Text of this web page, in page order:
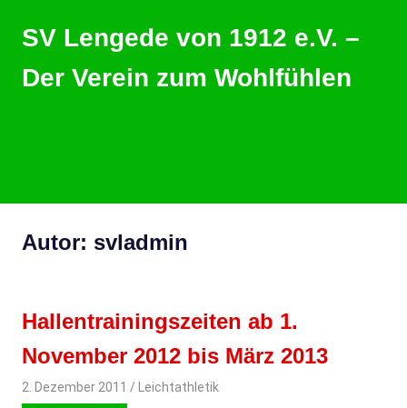
InhaltSV Lengede von 1912 e.V. –
Der Verein zum Wohlfühlen
Autor: svladmin
Hallentrainingszeiten ab 1.
November 2012 bis März 2013
2. Dezember 2011 svladmin
Leichtathletik